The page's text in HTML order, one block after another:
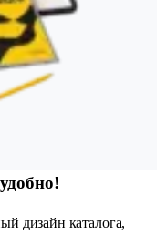
дизайн каталога,